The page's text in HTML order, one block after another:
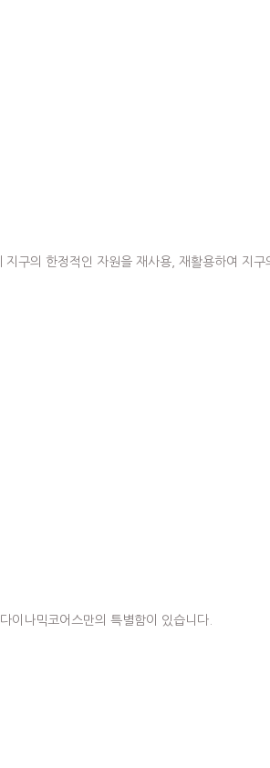
지구의 한정적인 자원을 재사용, 재활용하여 지
다이나믹코어스만의 특별함이 있습니다.